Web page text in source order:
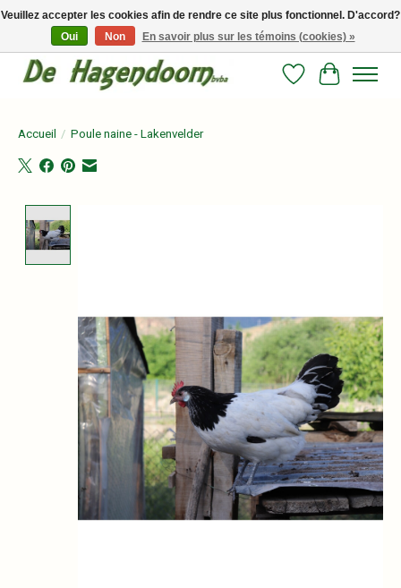
Persoonlijk advies en betrouwbare voeding voor jouw paard!
Liste dePanier
Accueil / Poule naine - Lakenvelder
Veuillez accepter les cookies afin de rendre ce site plus fonctionnel. D'accord?
Oui
Non En savoir plus sur les témoins (cookies) »